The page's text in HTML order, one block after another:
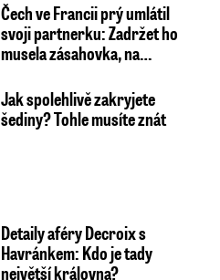
Čech ve Francii prý umlátil
svoji partnerku: Zadržet ho
musela zásahovka, na…
Jak spolehlivě zakryjete
šediny? Tohle musíte znát
Detaily aféry Decroix s
Havránkem: Kdo je tady
největší královna?